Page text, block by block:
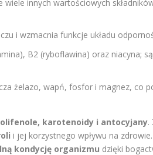
innych wartościowych
i wzmacnia funkcje układu
B2 (ryboflawina) oraz niacyna;
żelazo, wapń, fosfor i magnez, co
karotenoidy i antocyjany.
i jej korzystnego wpływu na zdrowie.
kondycję organizmu dzięki